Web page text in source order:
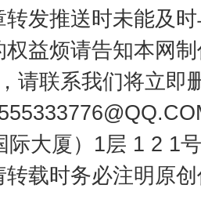
发推送时未能及
益烦请告知本网
请联系我们将立即
际大厦）1层 1 2 1
转载时务必注明原
了！等你上场